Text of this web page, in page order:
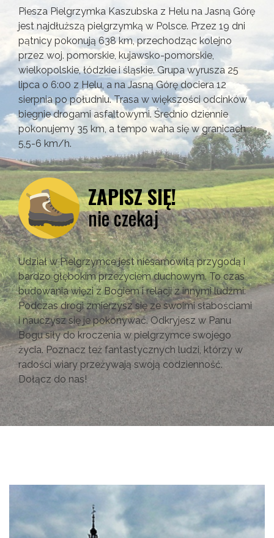
Piesza Pielgrzymka Kaszubska z Helu na Jasną Górę
jest najdłuższą pielgrzymką w Polsce. Przez 19 dni
pątnicy pokonują 638 km, przechodząc kolejno
przez woj. pomorskie, kujawsko-pomorskie,
wielkopolskie, łódzkie i śląskie. Grupa wyrusza 25
lipca o 6:00 z Helu, a na Jasną Górę dociera 12
sierpnia po południu. Trasa w większości odcinków
biegnie drogami asfaltowymi. Średnio dziennie
pokonujemy 35 km, a tempo waha się w granicach
5,5-6 km/h.
ZAPISZ SIĘ!
nie czekaj
Udział w Pielgrzymce jest niesamowitą przygodą i
bardzo głębokim przeżyciem duchowym. To czas
budowania więzi z Bogiem i relacji z innymi ludźmi.
Podczas drogi zmierzysz się ze swoimi słabościami
i nauczysz się je pokonywać. Odkryjesz w Panu
Bogu siły do kroczenia w pielgrzymce swojego
życia. Poznacz też fantastycznych ludzi, którzy w
radości wiary przeżywają swoją codzienność.
Dołącz do nas!